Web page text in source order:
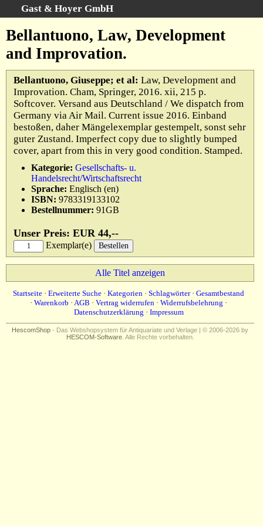
Gast & Hoyer GmbH
Startseite
Erweiterte Suche
Kategorien
Schlagwörter
Gesamtbestand
Warenkorb
AGB
Widerruf
Datenschutz
Impressum
Bellantuono, Law, Development
and Improvation.
Bellantuono, Giuseppe; et al: Law, Development and
Improvation. Cham, Springer, 2016. xii, 215 p.
Softcover. Versand aus Deutschland / We dispatch from
Germany via Air Mail. Current issue 2016. Einband
bestoßen, daher Mängelexemplar gestempelt, sonst sehr
guter Zustand. Imperfect copy due to slightly bumped
cover, apart from this in very good condition. Stamped.
Kategorie: Gesellschafts- u.
Handelsrecht/Wirtschaftsrecht
Sprache: Englisch (en)
ISBN: 9783319133102
Bestellnummer: 91GB
Unser Preis: EUR 44,--
Exemplar(e)
Alle Titel anzeigen
Startseite · Erweiterte Suche · Kategorien · Schlagwörter· Gesamtbestand
· Warenkorb · AGB · Vertrag widerrufen · Widerrufsbelehrung ·
Datenschutzerklärung · Impressum
HescomShop - Das Webshopsystem für Antiquariate und Verlage | © 2006-2026 by
HESCOM-Software. Alle Rechte vorbehalten.